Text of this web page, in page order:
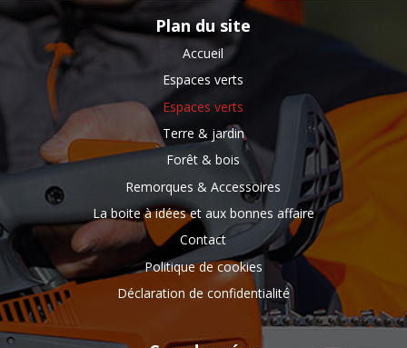
Plan du site
Accueil
Espaces verts
Espaces verts
Terre & jardin
Forêt & bois
Remorques & Accessoires
La boite à idées et aux bonnes affaire
Contact
Politique de cookies
Déclaration de confidentialité